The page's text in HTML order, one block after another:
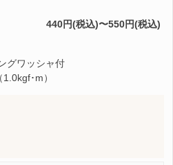
440円(税込)〜550円(税込)
ワッシャ付
･m）